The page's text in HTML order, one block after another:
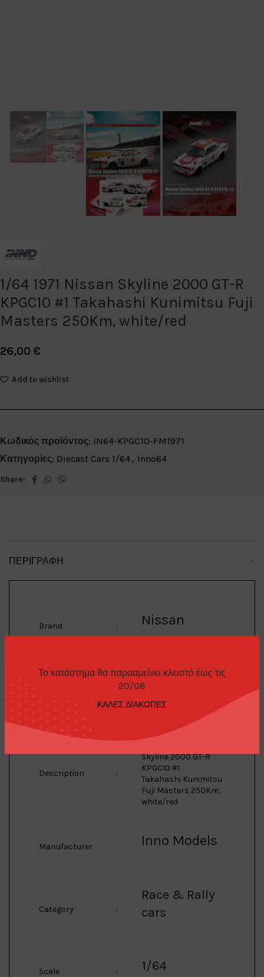
Το κατάστημα θα παρααμείνει κλειστό έως τις
20/08
ΚΑΛΕΣ ΔΙΑΚΟΠΕΣ
1/64 1971 Nissan Skyline 2000 GT-R
KPGC10 #1 Takahashi Kunimitsu Fuji
Masters 250Km, white/red
26,00 €
Add to wishlist
Κωδικός προϊόντος: IN64-KPGC10-FM1971
Κατηγορίες: Diecast Cars 1/64, Inno64
Share:
ΠΕΡΙΓΡΑΦΉ
Brand : Nissan
Skyline 2000
GT-R
Description :
Skyline 2000 GT-R
KPGC10 #1
Takahashi Kunimitsu
Fuji Masters 250Km,
white/red
Manufacturer : Inno Models
Category :
Race & Rally
cars
Scale : 1/64